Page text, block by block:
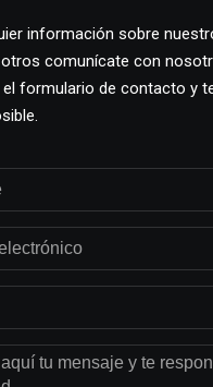
información sobre
comunícate con
el formulario de contacto y